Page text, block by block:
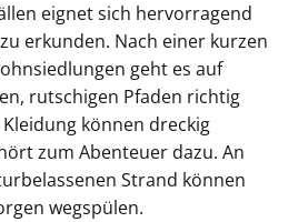
eignet sich hervorragend
erkunden. Nach einer kurzen
geht es auf
rutschigen Pfaden richtig
können dreckig
zum Abenteuer dazu. An
Strand können
wegspülen.